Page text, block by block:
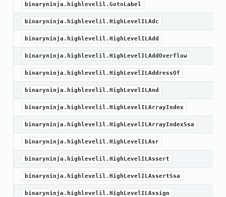
binaryninja.highlevelil.GotoLabel
binaryninja.highlevelil.HighLevelILAdc
binaryninja.highlevelil.HighLevelILAdd
binaryninja.highlevelil.HighLevelILAddOverflow
binaryninja.highlevelil.HighLevelILAddressOf
binaryninja.highlevelil.HighLevelILAnd
binaryninja.highlevelil.HighLevelILArrayIndex
binaryninja.highlevelil.HighLevelILArrayIndexSsa
binaryninja.highlevelil.HighLevelILAsr
binaryninja.highlevelil.HighLevelILAssert
binaryninja.highlevelil.HighLevelILAssertSsa
binaryninja.highlevelil.HighLevelILAssign